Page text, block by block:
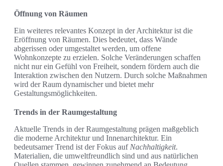
Öffnung von Räumen
Ein weiteres relevantes Konzept in der Architektur ist die
Eröffnung von Räumen. Dies bedeutet, dass Wände
abgerissen oder umgestaltet werden, um offene
Wohnkonzepte zu erzielen. Solche Veränderungen schaffen
nicht nur ein Gefühl von Freiheit, sondern fördern auch die
Interaktion zwischen den Nutzern. Durch solche Maßnahmen
wird der Raum dynamischer und bietet mehr
Gestaltungsmöglichkeiten.
Trends in der Raumgestaltung
Aktuelle Trends in der Raumgestaltung prägen maßgeblich
die moderne Architektur und Innenarchitektur. Ein
bedeutsamer Trend ist der Fokus auf Nachhaltigkeit.
Materialien, die umweltfreundlich sind und aus natürlichen